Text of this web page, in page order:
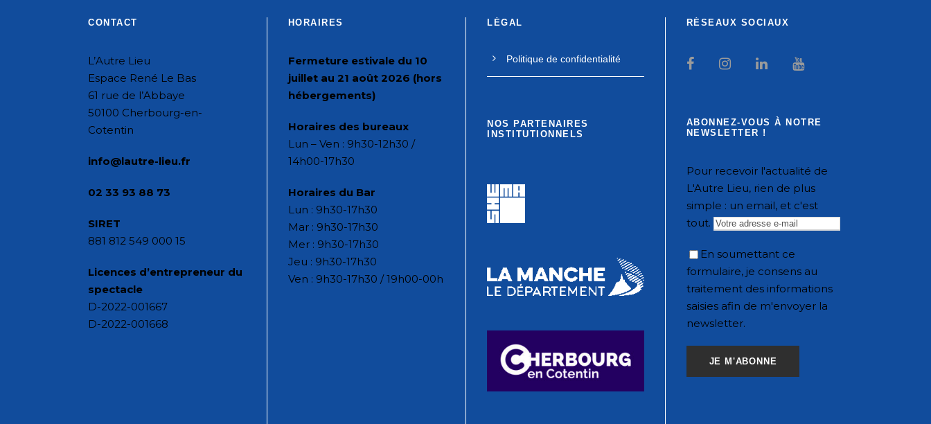
CONTACT
L’Autre Lieu
Espace René Le Bas
61 rue de l’Abbaye
50100 Cherbourg-en-
Cotentin
info@lautre-lieu.fr
02 33 93 88 73
SIRET
881 812 549 000 15
Licences d’entrepreneur du
spectacle
D-2022-001667
D-2022-001668
HORAIRES
Fermeture estivale du 10
juillet au 21 août 2026 (hors
hébergements)
Horaires des bureaux
Lun – Ven : 9h30-12h30 /
14h00-17h30
Horaires du Bar
Lun : 9h30-17h30
Mar : 9h30-17h30
Mer : 9h30-17h30
Jeu : 9h30-17h30
Ven : 9h30-17h30 / 19h00-00h
LÉGAL
Politique de confidentialité
NOS PARTENAIRES
INSTITUTIONNELS
RÉSEAUX SOCIAUX
ABONNEZ-VOUS À NOTRE
NEWSLETTER !
Pour recevoir l'actualité de
L'Autre Lieu, rien de plus
simple : un email, et c'est
tout.
En soumettant ce
formulaire, je consens au
traitement des informations
saisies afin de m'envoyer la
newsletter.